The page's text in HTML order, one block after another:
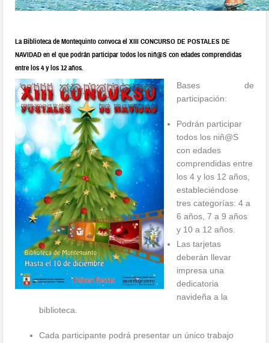
La Biblioteca de Montequinto convoca el XIII CONCURSO DE POSTALES DE
NAVIDAD en el que podrán participar todos los niñ@S con edades comprendidas
entre los 4 y los 12 años.
Bases de
participación:
Podrán participar
todos los niñ@S
con edades
comprendidas entre
los 4 y los 12 años,
estableciéndose
tres categorías: 4 a
6 años, 7 a 9 años
y 10 a 12 años.
Las tarjetas
deberán llevar
impresa una
dedicatoria
navideña a la
biblioteca.
Cada participante podrá presentar un único trabajo